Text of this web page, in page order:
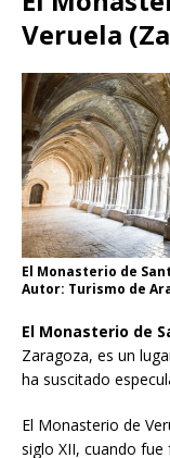
Veruela
El Monasterio de
Autor: Turismo de
El Monasterio de
Zaragoza, es un
ha suscitado
El Monasterio de
siglo XII, cuando